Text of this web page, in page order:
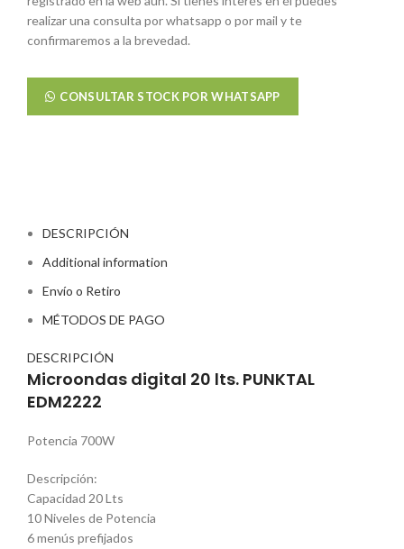
realizar una consulta por whatsapp o por mail y te
confirmaremos a la brevedad.
CONSULTAR STOCK POR WHATSAPP
DESCRIPCIÓN
Additional information
Envío o Retiro
MÉTODOS DE PAGO
DESCRIPCIÓN
Microondas digital 20 lts. PUNKTAL
EDM2222
Potencia 700W
Descripción:
Capacidad 20 Lts
10 Niveles de Potencia
6 menús prefijados